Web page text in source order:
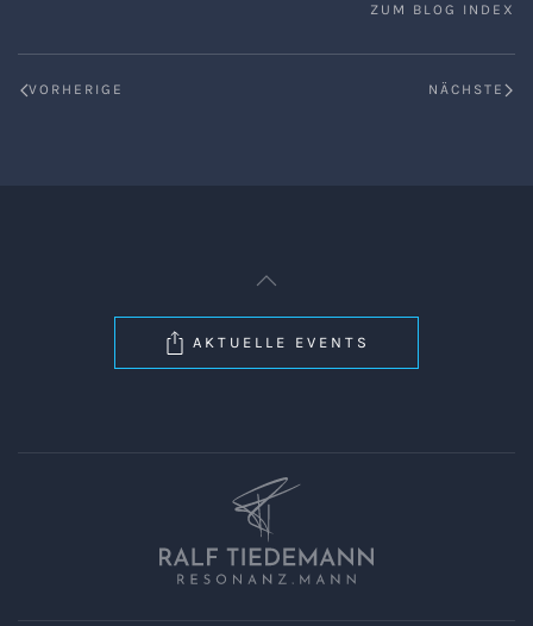
ZUM BLOG INDEX
VORHERIGE NÄCHSTE
AKTUELLE EVENTS